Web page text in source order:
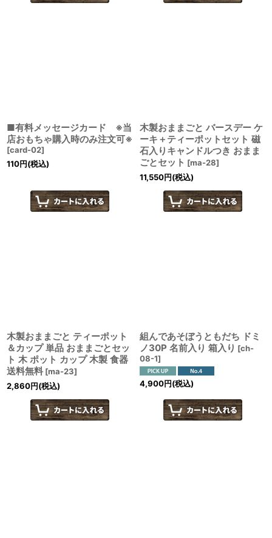
■有料メッセージカード ※当
店おもちゃ購入時のみ注文可※
[card-02]
110円(税込)
木製おままごと バースデー ケ
ーキ＋ティーポットセット 磁
石入りキャンドルつき おまま
ごとセット [ma-28]
11,550円(税込)
木製おままごと ティーポット
＆カップ 単品 おままごとセッ
ト 木 ポット カップ 木製 食器
送料無料 [ma-23]
2,860円(税込)
組んであそぼうともだち ドミ
ノ30P 名前入り 箱入り [ch-
08-1]
4,900円(税込)